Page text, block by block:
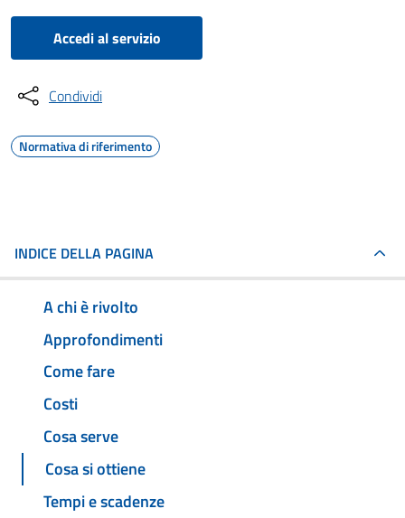
Accedi al servizio
Condividi
Normativa di riferimento
INDICE DELLA PAGINA
A chi è rivolto
Approfondimenti
Come fare
Costi
Cosa serve
Cosa si ottiene
Tempi e scadenze